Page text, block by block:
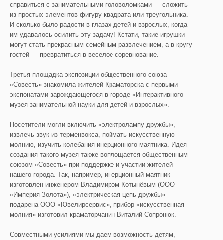
справиться с занимательными головоломками — сложить
из простых элементов фигуру квадрата или треугольника.
И сколько было радости в глазах детей и взрослых, когда
им удавалось осилить эту задачу! Кстати, такие игрушки
могут стать прекрасным семейным развлечением, а в кругу
гостей — превратиться в веселое соревнование.
Третья площадка экспозиции общественного союза
«Совесть» знакомила жителей Краматорска с первыми
экспонатами зарождающегося в городе «Интерактивного
музея занимательной науки для детей и взрослых».
Посетители могли включить «электролампу дружбы»,
извлечь звук из терменвокса, поймать искусственную
молнию, изучить колебания инерционного маятника. Идея
создания такого музея также воплощается общественным
союзом «Совесть» при поддержке и участии жителей
нашего города. Так, например, инерционный маятник
изготовлен инженером Владимиром Котынёвым (ООО
«Империя Золота»), «электрическая цепь дружбы»
подарена ООО «Ювелирсервис», прибор «искусственная
молния» изготовил краматорчанин Виталий Сопронюк.
Совместными усилиями мы даем возможность детям,